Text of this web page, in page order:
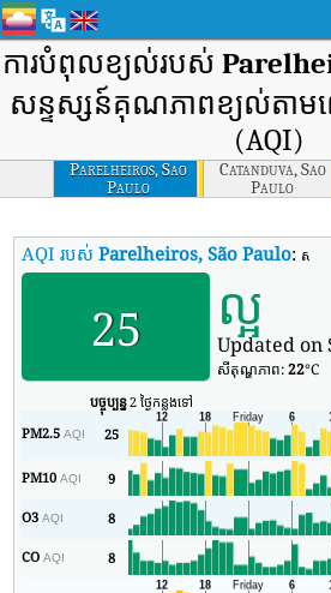
ការបំពុលខ្យល់របស់
សន្ទស្សន៍គុណភាពខ្យល់តាមព
(AQI)
Parelheiros, Sao
Paulo
Catanduva, Sao
Paulo
AQI របស់Parelheiros, São Paulo: សន្
25 ល្អ
Updated on
សីតុណ្ហភាព:22°C
បច្ចុប្បន្ន2 ថ្ងៃកន្លងទៅ
PM2.5AQI 25
PM10AQI 9
O3AQI 8
COAQI 8